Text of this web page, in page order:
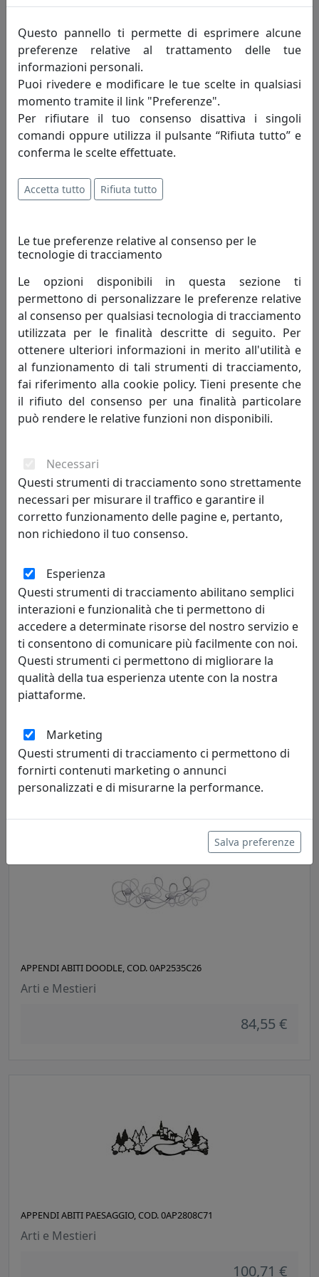
71,26 €
Arti e Mestieri
77,90 €
Arti e Mestieri
Arti e Mestieri
APPENDI ABITI DOODLE, COD. 0AP2535C26
Arti e Mestieri
84,55 €
APPENDI ABITI PAESAGGIO, COD. 0AP2808C71
Arti e Mestieri
100,71 €
Questo pannello ti permette di esprimere alcune
preferenze relative al trattamento delle tue
informazioni personali.
Puoi rivedere e modificare le tue scelte in qualsiasi
momento tramite il link "Preferenze".
Per rifiutare il tuo consenso disattiva i singoli
comandi oppure utilizza il pulsante “Rifiuta tutto” e
conferma le scelte effettuate.
Accetta tutto Rifiuta tutto
Le tue preferenze relative al consenso per le
tecnologie di tracciamento
Le opzioni disponibili in questa sezione ti
permettono di personalizzare le preferenze relative
al consenso per qualsiasi tecnologia di tracciamento
utilizzata per le finalità descritte di seguito. Per
ottenere ulteriori informazioni in merito all'utilità e
al funzionamento di tali strumenti di tracciamento,
fai riferimento alla cookie policy. Tieni presente che
il rifiuto del consenso per una finalità particolare
può rendere le relative funzioni non disponibili.
Necessari
Questi strumenti di tracciamento sono strettamente
necessari per misurare il traffico e garantire il
corretto funzionamento delle pagine e, pertanto,
non richiedono il tuo consenso.
Esperienza
Questi strumenti di tracciamento abilitano semplici
interazioni e funzionalità che ti permettono di
accedere a determinate risorse del nostro servizio e
ti consentono di comunicare più facilmente con noi.
Questi strumenti ci permettono di migliorare la
qualità della tua esperienza utente con la nostra
piattaforme.
Marketing
Questi strumenti di tracciamento ci permettono di
fornirti contenuti marketing o annunci
personalizzati e di misurarne la performance.
Salva preferenze